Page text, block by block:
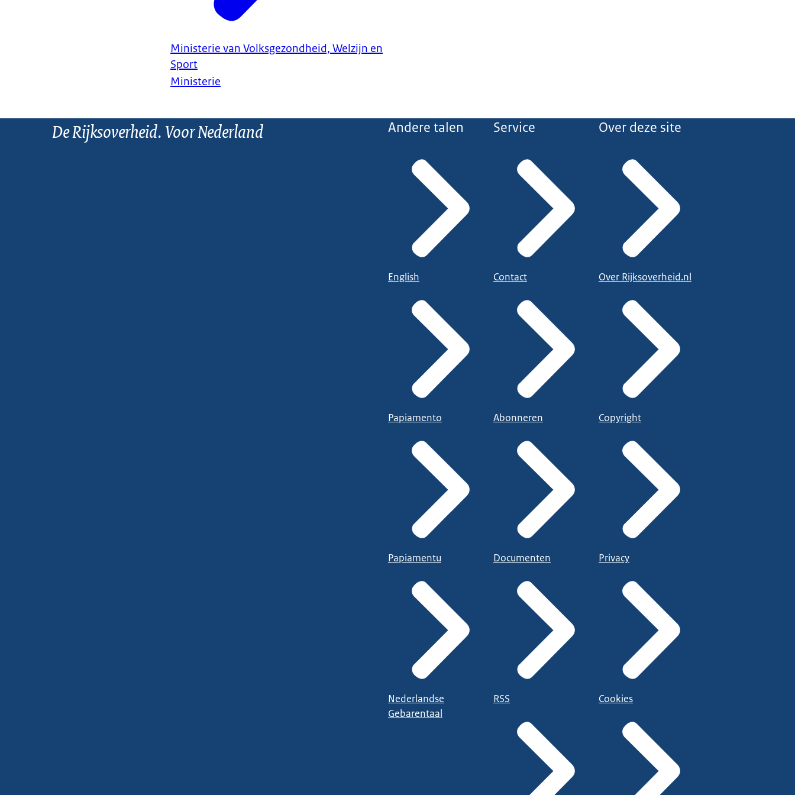
Ministerie van Volksgezondheid, Welzijn en
Sport
Ministerie
De Rijksoverheid. Voor Nederland Andere talen
English
Papiamento
Papiamentu
Nederlandse
Gebarentaal
Service
Contact
Abonneren
Documenten
RSS
Over deze site
Over Rijksoverheid.nl
Copyright
Privacy
Cookies